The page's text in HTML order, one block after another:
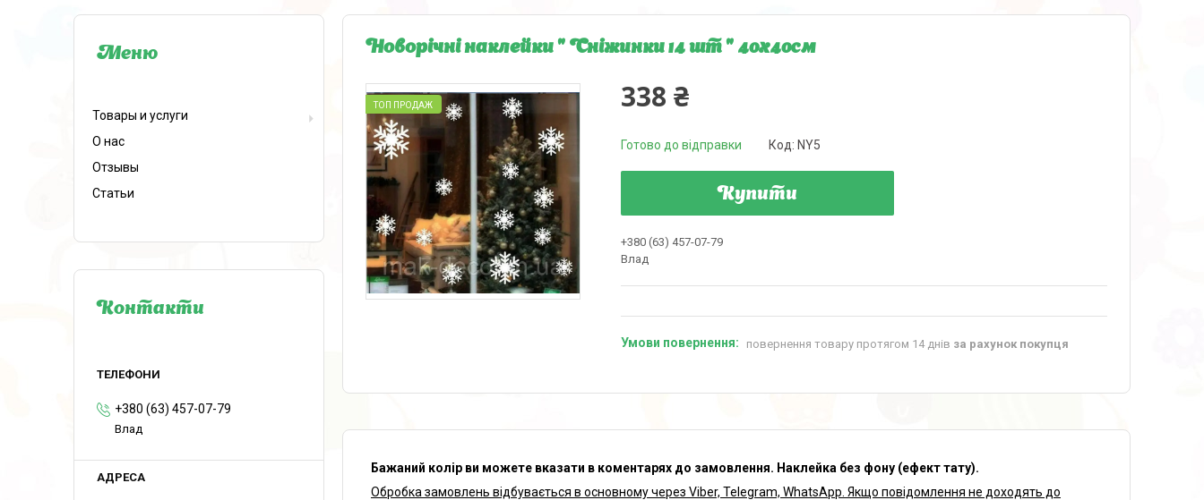
Новорічні наклейки " Сніжинки 14 шт " 40х40см
ТОП ПРОДАЖ 338 ₴
Готово до відправки Код: NY5
Купити
+380 (63) 457-07-79
Влад
повернення товару протягом 14 днів за рахунок покупця
Бажаний колір ви можете вказати в коментарях до замовлення. Наклейка без фону (ефект тату).
Обробка замовлень відбувається в основному через Viber, Telegram, WhatsApp. Якщо повідомлення не доходять до
Товары и услуги
О нас
Отзывы
Статьи
Контакти
+380 (63) 457-07-79
Влад